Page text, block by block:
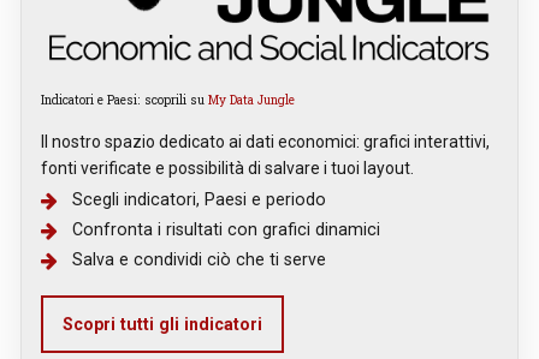
Indicatori e Paesi: scoprili su My Data Jungle
Il nostro spazio dedicato ai dati economici: grafici interattivi,
fonti verificate e possibilità di salvare i tuoi layout.
Scegli indicatori, Paesi e periodo
Confronta i risultati con grafici dinamici
Salva e condividi ciò che ti serve
Scopri tutti gli indicatori